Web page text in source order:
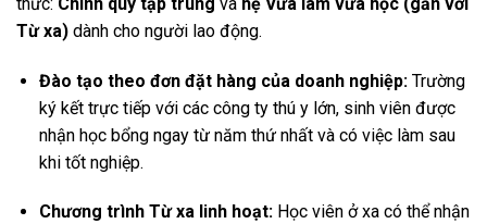
Từ xa) dành cho người lao động.
Đào tạo theo đơn đặt hàng của doanh nghiệp:Trường
ký kết trực tiếp với các công ty thú y lớn, sinh viên được
nhận học bổng ngay từ năm thứ nhất và có việc làm sau
khi tốt nghiệp.
Chương trình Từ xa linh hoạt:Học viên ở xa có thể nhận